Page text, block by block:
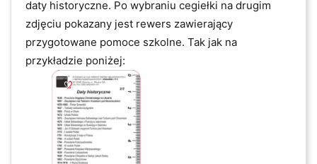
daty historyczne. Po wybraniu cegiełki na drugim
zdjęciu pokazany jest rewers zawierający
przygotowane pomoce szkolne. Tak jak na
przykładzie poniżej: